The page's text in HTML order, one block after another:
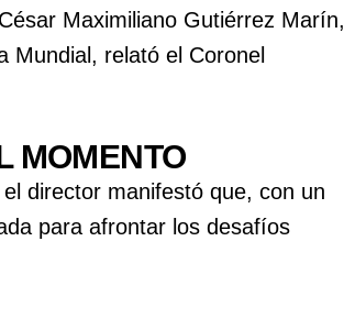
Maximiliano Gutiérrez Marín,
Mundial, relató el Coronel
MOMENTO
director manifestó que, con un
para afrontar los desafíos